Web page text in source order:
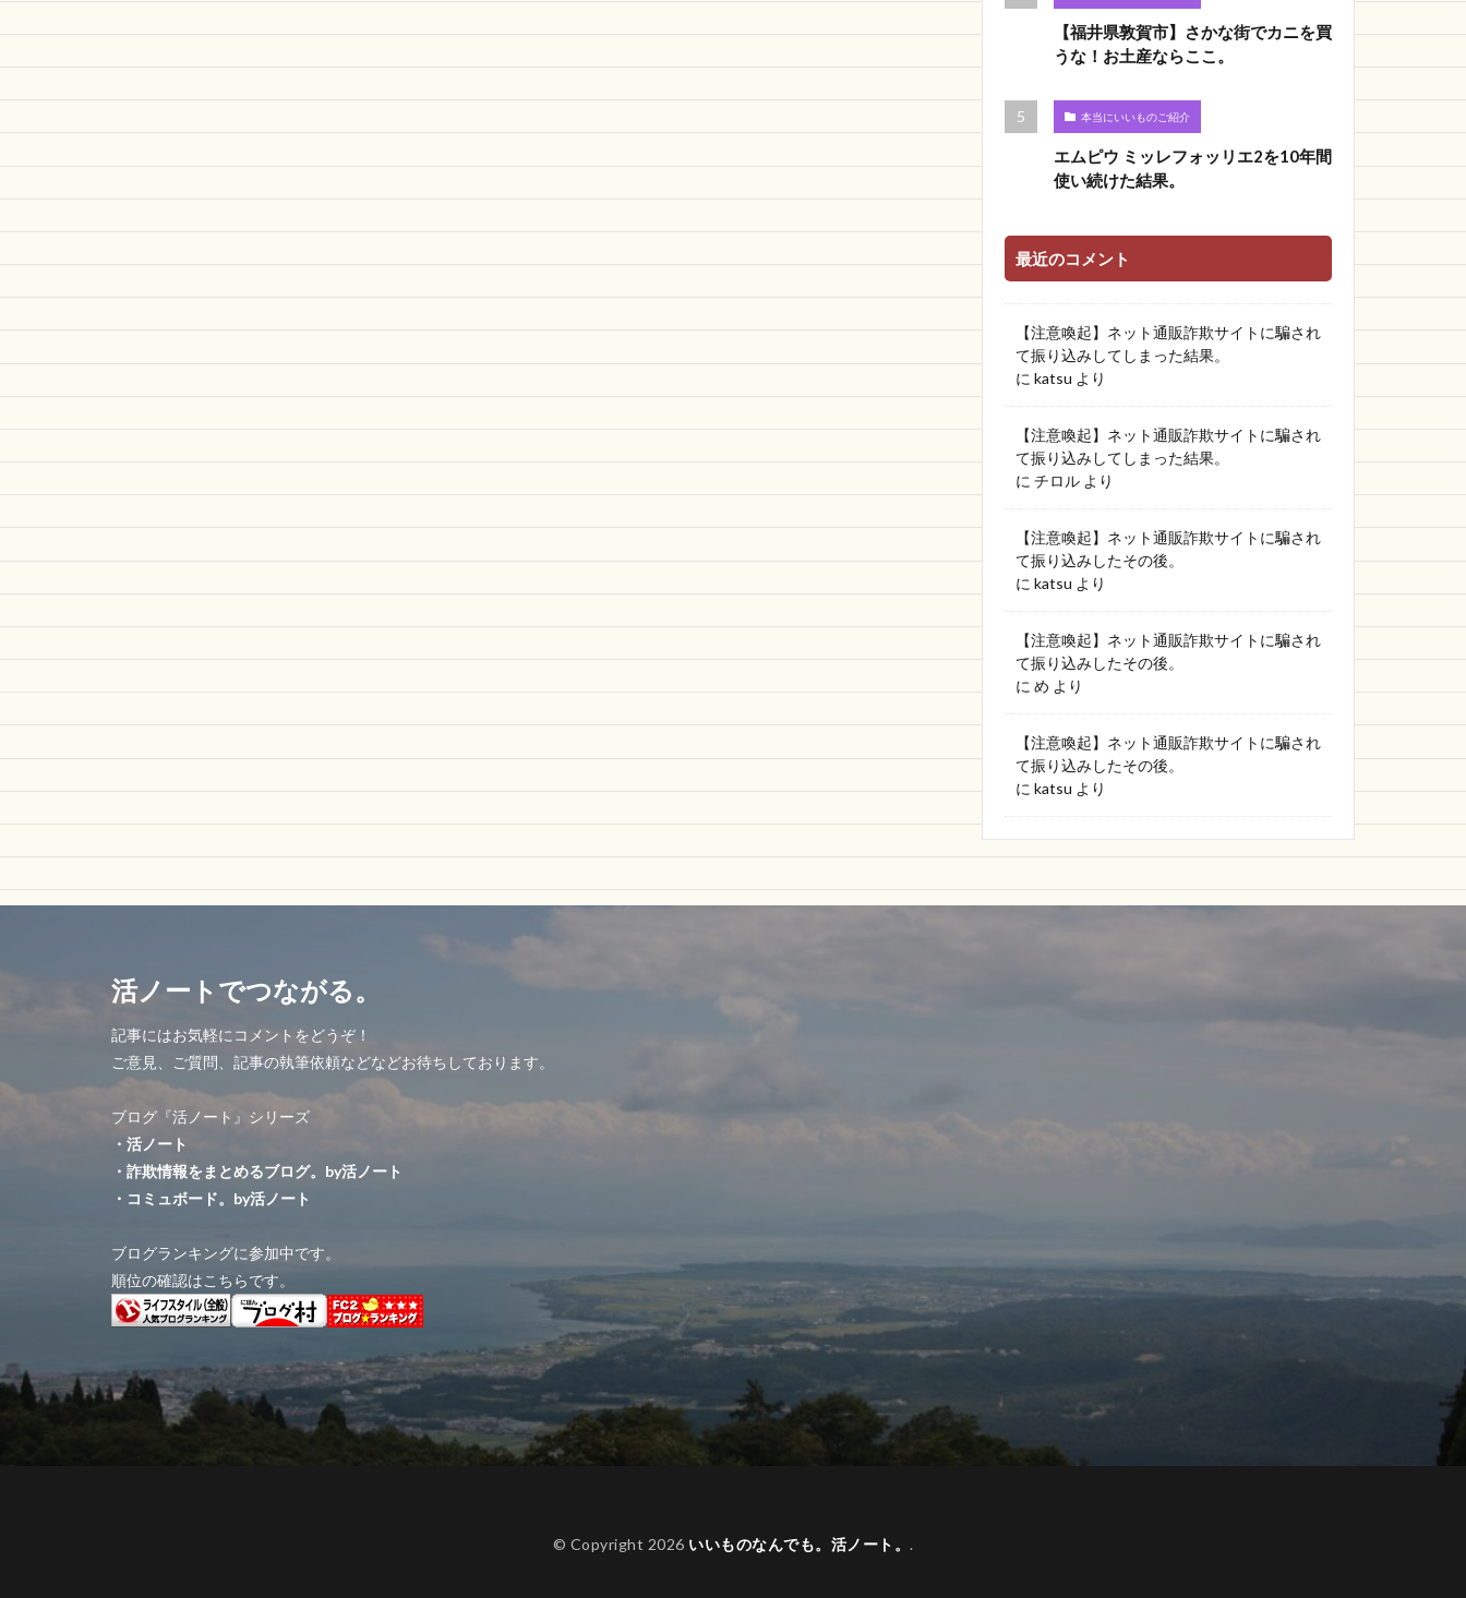
【福井県敦賀市】さかな街でカニを買
うな！お土産ならここ。
本当にいいものご紹介
エムピウ ミッレフォッリエ2を10年間
使い続けた結果。
最近のコメント
【注意喚起】ネット通販詐欺サイトに騙され
て振り込みしてしまった結果。
に katsu より
【注意喚起】ネット通販詐欺サイトに騙され
て振り込みしてしまった結果。
に チロル より
【注意喚起】ネット通販詐欺サイトに騙され
て振り込みしたその後。
に katsu より
【注意喚起】ネット通販詐欺サイトに騙され
て振り込みしたその後。
に め より
【注意喚起】ネット通販詐欺サイトに騙され
て振り込みしたその後。
に katsu より
活ノートでつながる。
記事にはお気軽にコメントをどうぞ！
ご意見、ご質問、記事の執筆依頼などなどお待ちしております。
ブログ『活ノート』シリーズ
・活ノート
・詐欺情報をまとめるブログ。by活ノート
・コミュボード。by活ノート
ブログランキングに参加中です。
順位の確認はこちらです。
© Copyright 2026 いいものなんでも。活ノート。 .